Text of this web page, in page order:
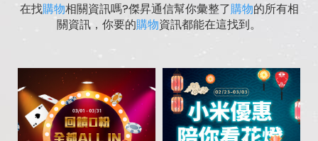
在找購物相關資訊嗎?傑昇通信幫你彙整了購物的所有相
關資訊，你要的購物資訊都能在這找到。